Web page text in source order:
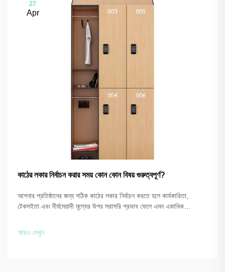
27
Apr
কাঠের লকার নির্বাচন করার সময় কোন কোন বিষয় গুরুত্বপূর্ণ?
আপনার প্রতিষ্ঠানের জন্য সঠিক কাঠের লকার নির্বাচন করতে হলে কার্যকারিতা,
টেকসইতা এবং দীর্ঘমেয়াদী মূল্যের উপর সরাসরি প্রভাব ফেলে এমন একাধিক
আরও দেখুন